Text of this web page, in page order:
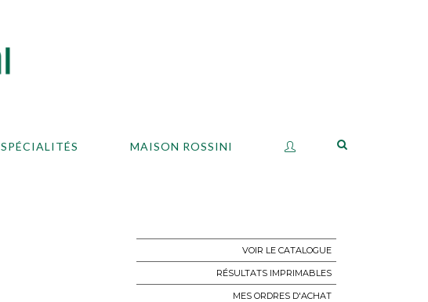
SPÉCIALITÉS MAISON ROSSINI
VOIR LE CATALOGUE
RÉSULTATS IMPRIMABLES
MES ORDRES D'ACHAT